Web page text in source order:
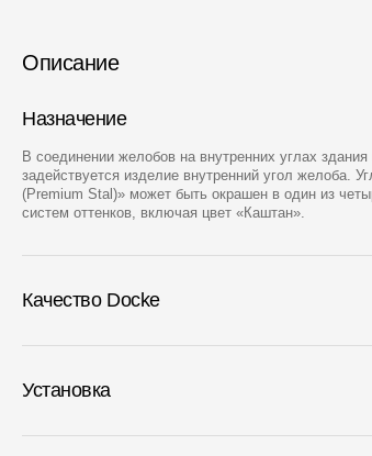
Описание
Назначение
В соединении желобов на внутренних углах
задействуется изделие внутренний угол желоба.
(Premium Stal)» может быть окрашен в один из
систем оттенков, включая цвет «Каштан».
Качество Docke
Установка